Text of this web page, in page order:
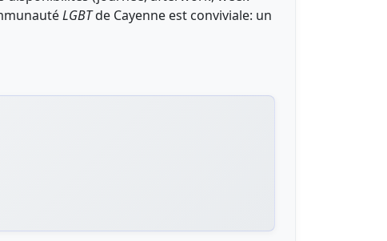
LGBTde Cayenne est conviviale: un